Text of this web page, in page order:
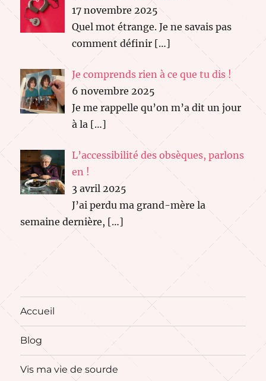
17 novembre 2025
Quel mot étrange. Je ne savais pas
comment définir […]
Je comprends rien à ce que tu dis !
6 novembre 2025
Je me rappelle qu’on m’a dit un jour
à la […]
L’accessibilité des obsèques, parlons
en !
3 avril 2025
J’ai perdu ma grand-mère la
semaine dernière, […]
Accueil
Blog
Vis ma vie de sourde